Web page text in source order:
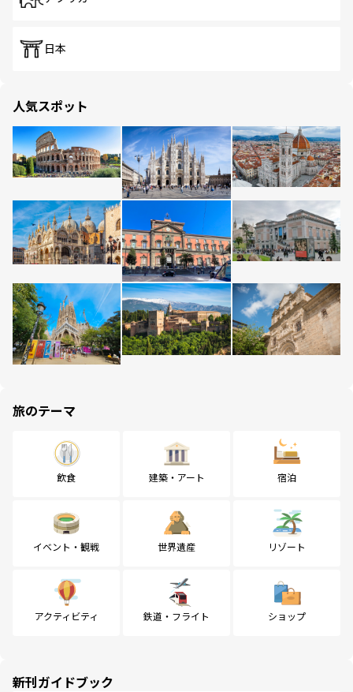
日本
人気スポット
旅のテーマ
飲食 建築・アート 宿泊
イベント・観戦 世界遺産 リゾート
アクティビティ 鉄道・フライト ショップ
新刊ガイドブック